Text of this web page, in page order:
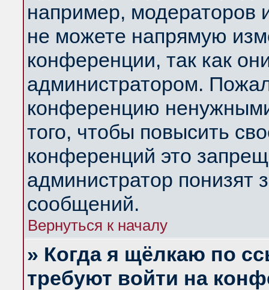
например, модераторов
не можете напрямую
конференции, так как
администратором.
конференцию
того, чтобы повысить
конференций это
администратор понизят
сообщений.
Вернуться к началу
» Когда я щёлкаю по
требуют войти на